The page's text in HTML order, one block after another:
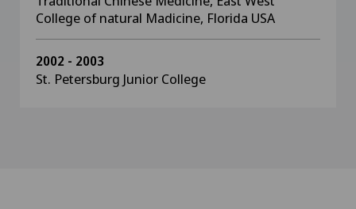
College of natural Madicine, Florida USA
2002 - 2003
St. Petersburg Junior College